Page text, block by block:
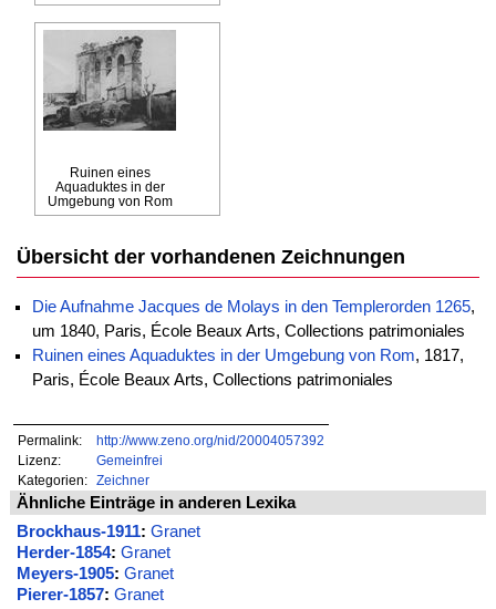
Ruinen eines
Aquaduktes in der
Umgebung von Rom
Übersicht der vorhandenen Zeichnungen
Die Aufnahme Jacques de Molays in den Templerorden 1265,
um 1840, Paris, École Beaux Arts, Collections patrimoniales
Ruinen eines Aquaduktes in der Umgebung von Rom, 1817,
Paris, École Beaux Arts, Collections patrimoniales
Permalink:
http://www.zeno.org/nid/20004057392
Lizenz:
Gemeinfrei
Kategorien:
Zeichner
Ähnliche Einträge in anderen Lexika
Brockhaus-1911: Granet
Herder-1854: Granet
Meyers-1905: Granet
Pierer-1857: Granet